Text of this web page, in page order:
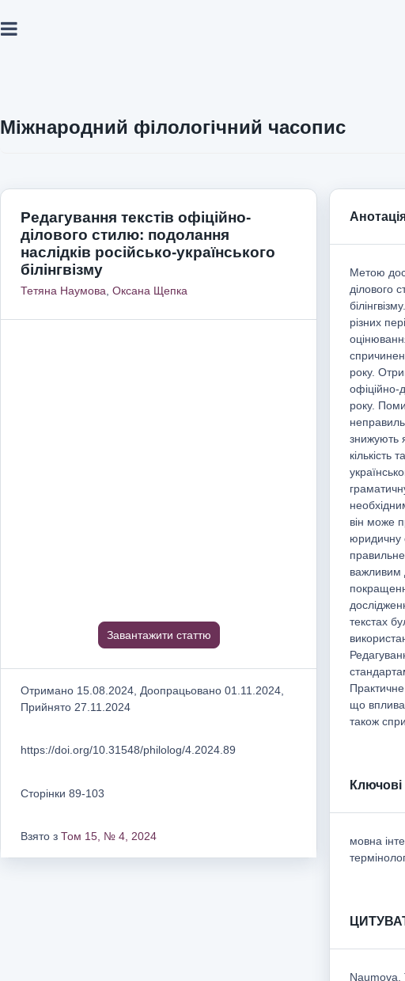
Міжнародний філологічний часопис
Редагування текстів офіційно-
ділового стилю: подолання
наслідків російсько-українського
білінгвізму
Тетяна Наумова Оксана Щепка
Завантажити статтю
Отримано 15.08.2024, Доопрацьовано 01.11.2024,
Прийнято 27.11.2024
https://doi.org/10.31548/philolog/4.2024.89
Сторінки 89-103
Взято з Том 15, № 4, 2024
Метою
ділового
різних
року.
офіційно-
року.
знижують
він може
юридичну
важливим
текстах
що
також
мовна
Naumova,